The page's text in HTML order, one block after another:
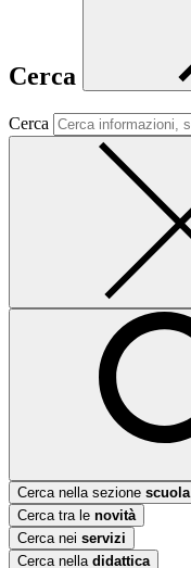
Cerca
Cerca
Cerca nella sezione scuola
Cerca tra le novità
Cerca nei servizi
Cerca nella didattica